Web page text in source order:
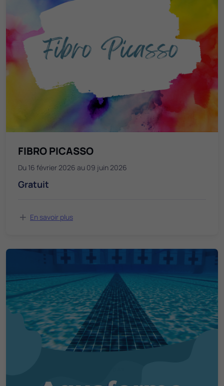
FIBRO PICASSO
Du 16 février 2026 au 09 juin 2026
Gratuit
En savoir plus